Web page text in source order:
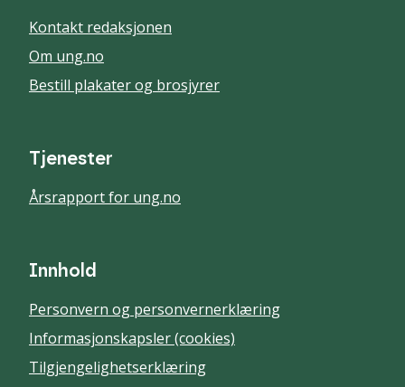
Kontakt redaksjonen
Om ung.no
Bestill plakater og brosjyrer
Tjenester
Årsrapport for ung.no
Innhold
Personvern og personvernerklæring
Informasjonskapsler (cookies)
Tilgjengelighetserklæring